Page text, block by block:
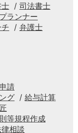
司法書士
ランナー
弁護士
請
グ
給与計算
等規程作成
相談